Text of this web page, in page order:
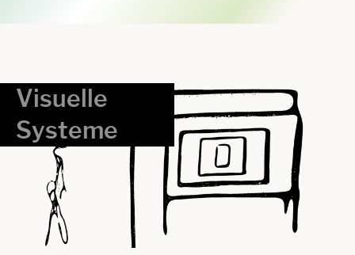
Visuelle
Systeme